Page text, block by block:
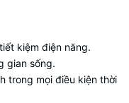
kiệm điện năng.
gian sống.
trong mọi điều kiện thời